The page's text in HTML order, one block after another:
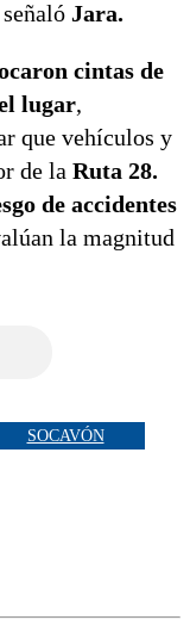
señaló Jara.
cintas de
lugar,
que vehículos y
de la Ruta 28.
de accidentes
la magnitud
SOCAVÓN